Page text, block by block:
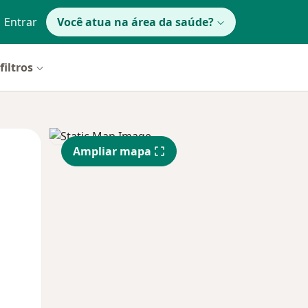
Entrar Você atua na área da saúde?
Segunda-feira Ter,
11 Ago
Qua
12 Ago
Ampliar mapa